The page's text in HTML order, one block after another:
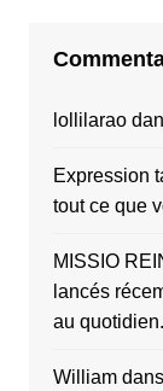
lollilarao
Expression
tout ce que
MISSIO
lancés
au quotidien.
Williamdans